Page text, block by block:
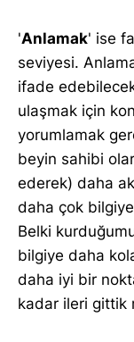
'Anlamak' ise
seviyesi.
ifade
ulaşmak için
yorumlamak
beyin sahibi
ederek) daha
daha çok
Belki
bilgiye daha
daha iyi bir
kadar ileri gittik